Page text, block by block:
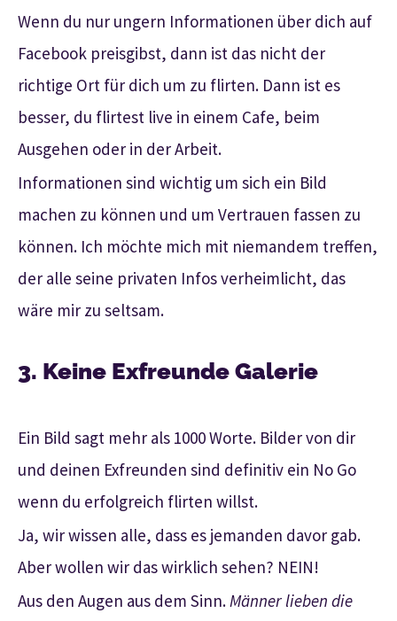
Wenn du nur ungern Informationen über dich auf
Facebook preisgibst, dann ist das nicht der
richtige Ort für dich um zu flirten. Dann ist es
besser, du flirtest live in einem Cafe, beim
Ausgehen oder in der Arbeit.
Informationen sind wichtig um sich ein Bild
machen zu können und um Vertrauen fassen zu
können. Ich möchte mich mit niemandem treffen,
der alle seine privaten Infos verheimlicht, das
wäre mir zu seltsam.
3. Keine Exfreunde Galerie
Ein Bild sagt mehr als 1000 Worte. Bilder von dir
und deinen Exfreunden sind definitiv ein No Go
wenn du erfolgreich flirten willst.
Ja, wir wissen alle, dass es jemanden davor gab.
Aber wollen wir das wirklich sehen? NEIN!
Aus den Augen aus dem Sinn.Männer lieben die